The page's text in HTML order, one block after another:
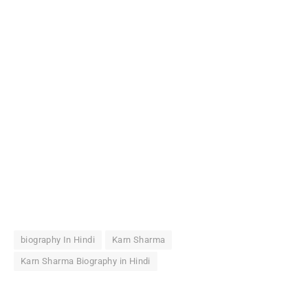
biography In Hindi Karn Sharma
Karn Sharma Biography in Hindi